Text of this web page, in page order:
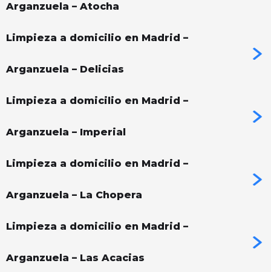
Arganzuela – Atocha
Limpieza a domicilio en Madrid –
Arganzuela – Delicias
Limpieza a domicilio en Madrid –
Arganzuela – Imperial
Limpieza a domicilio en Madrid –
Arganzuela – La Chopera
Limpieza a domicilio en Madrid –
Arganzuela – Las Acacias